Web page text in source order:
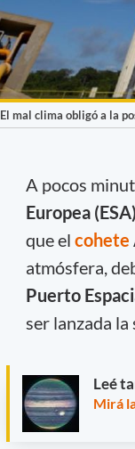
El mal clima obligó a la
A pocos
Europea (ESA)
que el cohete
atmósfera,
Puerto
ser lanzada
Leé
Mirá